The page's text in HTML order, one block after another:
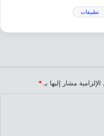
تطبيقات
مشار إليها بـ *